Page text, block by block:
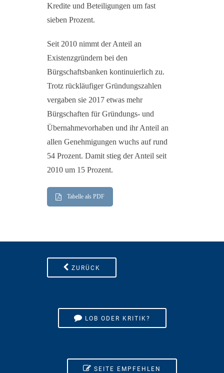
Kredite und Beteiligungen um fast
sieben Prozent.
Seit 2010 nimmt der Anteil an
Existenzgründern bei den
Bürgschaftsbanken kontinuierlich zu.
Trotz rückläufiger Gründungszahlen
vergaben sie 2017 etwas mehr
Bürgschaften für Gründungs- und
Übernahmevorhaben und ihr Anteil an
allen Genehmigungen wuchs auf rund
54 Prozent. Damit stieg der Anteil seit
2010 um 15 Prozent.
Tabelle als PDF
ZURÜCK
LOB ODER KRITIK?
SEITE EMPFEHLEN